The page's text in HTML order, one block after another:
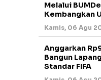
Melalui
Kembangkan
Kamis, 06 Agu
Anggarkan
Bangun
Standar FIFA